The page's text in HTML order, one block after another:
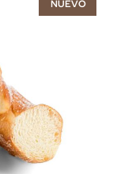
NUEVO